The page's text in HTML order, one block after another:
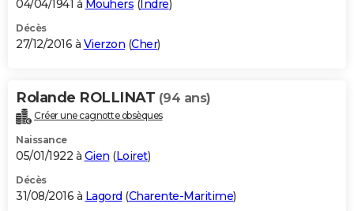
04/04/1941 à Mouhers ( Indre)
Décès
27/12/2016 à Vierzon (Cher)
Rolande ROLLINAT (94 ans)
Créer une cagnotte obsèques
Naissance
05/01/1922 à Gien (Loiret)
Décès
31/08/2016 à Lagord (Charente-Maritime)